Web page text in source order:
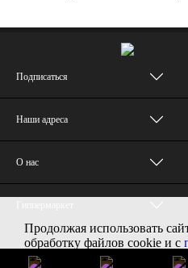
Подписаться
Наши адреса
О нас
© MUZTON - Все
Продолжая использовать
обработку файлов cookie и с
конфиденциальности